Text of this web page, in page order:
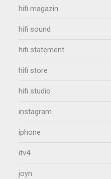
hifi magazin
hifi sound
hifi statement
hifi store
hifi studio
instagram
iphone
itv4
joyn